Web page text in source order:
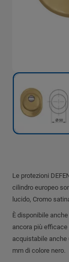
Le protezioni
cilindro europeo
lucido, Cromo
È disponibile
ancora più efficace
acquistabile
mm di colore nero.